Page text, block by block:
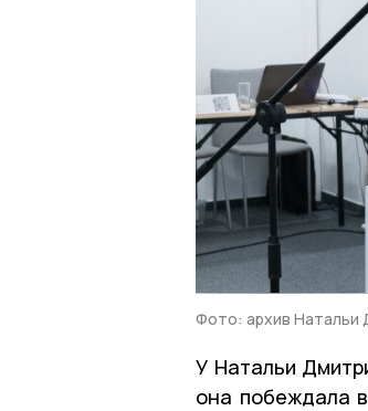
Фото: архив Натальи
У Натальи
она побеждала